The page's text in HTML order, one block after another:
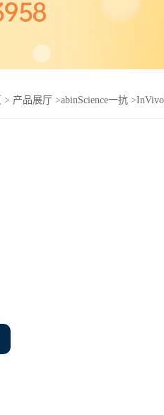
> 产品展厅 >abinScience一抗 >